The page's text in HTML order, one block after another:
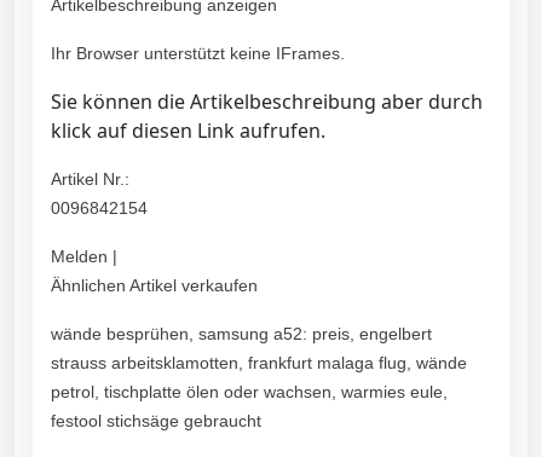
Artikelbeschreibung anzeigen
Ihr Browser unterstützt keine IFrames.
Sie können die Artikelbeschreibung aber durch
klick auf diesen Link aufrufen.
Artikel Nr.:
0096842154
Melden |
Ähnlichen Artikel verkaufen
wände besprühen, samsung a52: preis, engelbert
strauss arbeitsklamotten, frankfurt malaga flug, wände
petrol, tischplatte ölen oder wachsen, warmies eule,
festool stichsäge gebraucht